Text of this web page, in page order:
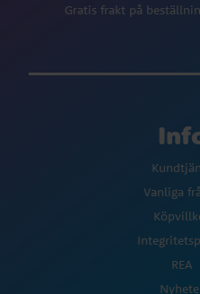
Gratis frakt på
Vanliga
REA